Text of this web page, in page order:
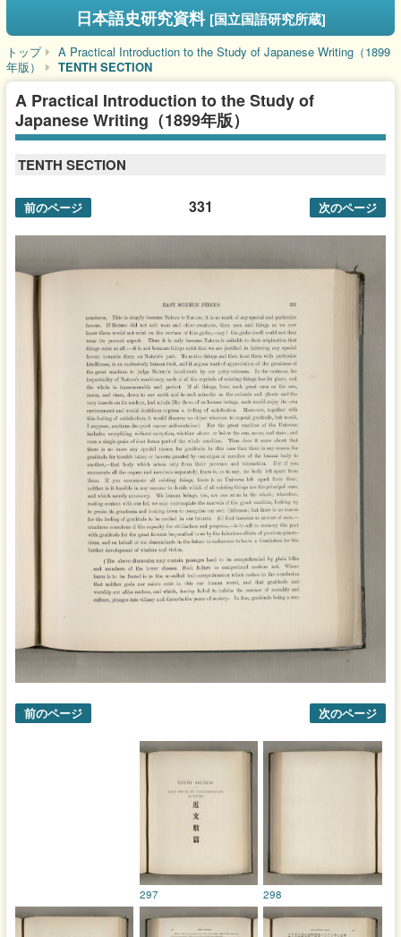
日本語史研究資料 [国立国語研究所蔵]
トップ
A Practical Introduction to the Study of Japanese Writing（1899
年版）
TENTH SECTION
A Practical Introduction to the Study of
Japanese Writing（1899年版）
TENTH SECTION
331 次のページ
前のページ
次のページ
前のページ
297 298